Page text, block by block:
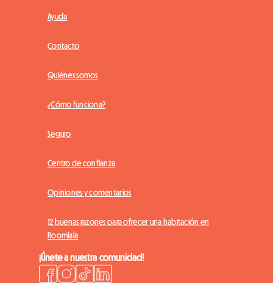
Ayuda
Contacto
Quiénes somos
¿Cómo funciona?
Seguro
Centro de confianza
Opiniones y comentarios
12 buenas razones para ofrecer una habitación en
Roomlala
¡Únete a nuestra comunidad!